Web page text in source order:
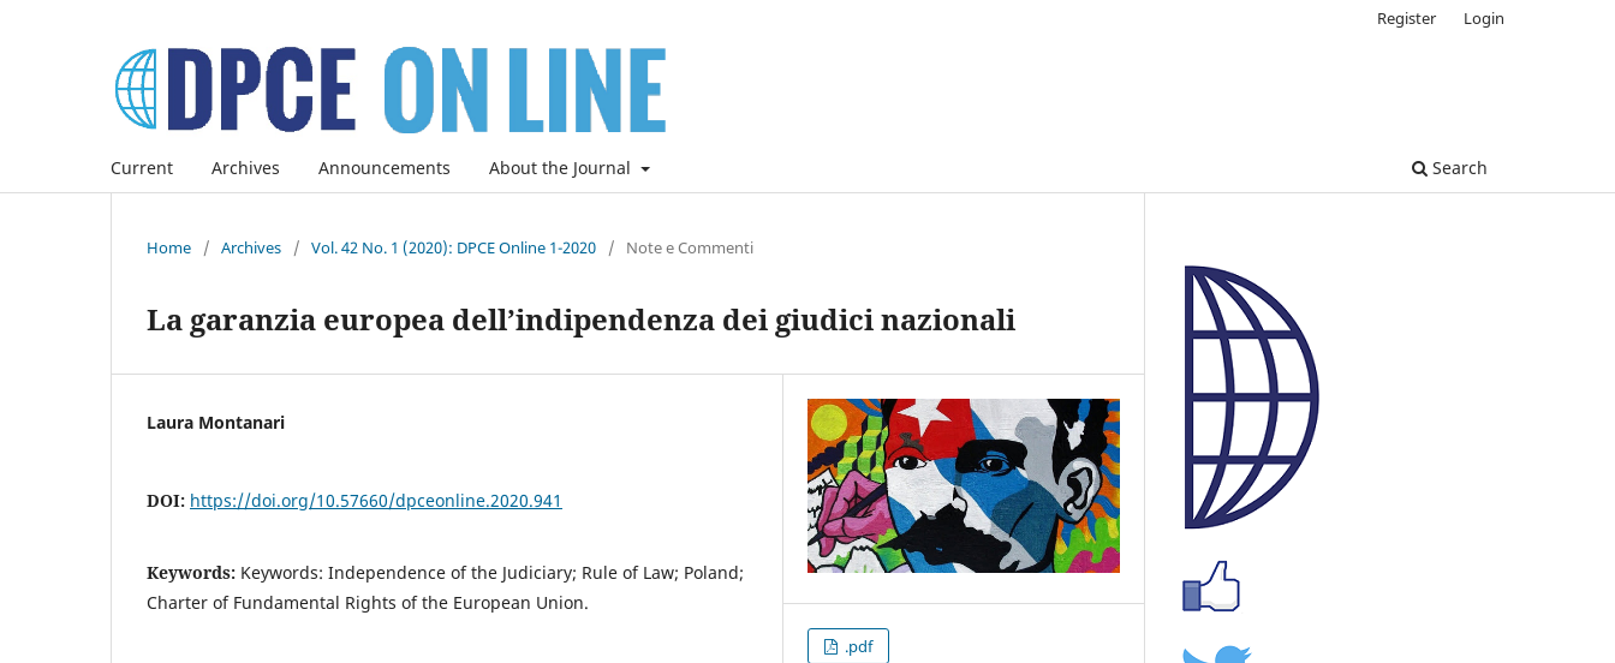
Current Archives Announcements About the Journal Search
Register Login
Home / Archives / Vol. 42 No. 1 (2020): DPCE Online 1-2020 / Note e Commenti
La garanzia europea dell’indipendenza dei giudici nazionali
Laura Montanari
DOI: https://doi.org/10.57660/dpceonline.2020.941
Keywords: Keywords: Independence of the Judiciary; Rule of Law; Poland;
Charter of Fundamental Rights of the European Union.
.pdf